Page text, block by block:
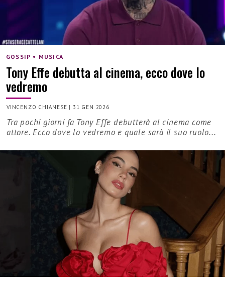
GOSSIP • MUSICA
Tony Effe debutta al cinema, ecco dove lo
vedremo
VINCENZO CHIANESE |31 GEN 2026
Tra pochi giorni fa Tony Effe debutterà al cinema come
attore. Ecco dove lo vedremo e quale sarà il suo ruolo...